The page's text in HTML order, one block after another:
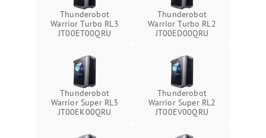
Thunderobot
Warrior Turbo RL3
JT00ET00QRU
Thunderobot
Warrior Turbo RL2
JT00ED00QRU
Thunderobot
Warrior Super RL3
JT00EK00QRU
Thunderobot
Warrior Super RL2
JT00EV00QRU